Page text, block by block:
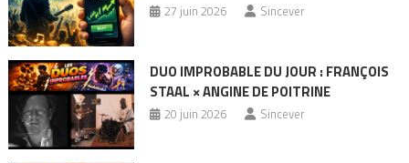
27 juin 2026 Sincever
DUO IMPROBABLE DU JOUR : FRANÇOIS
STAAL × ANGINE DE POITRINE
20 juin 2026 Sincever